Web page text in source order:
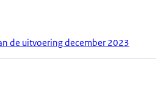
de uitvoering december 2023